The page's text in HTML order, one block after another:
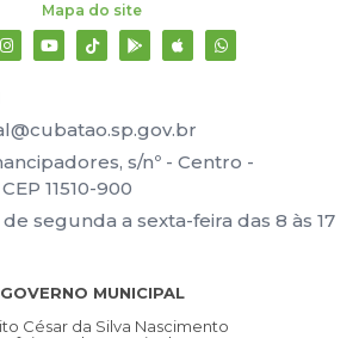
Mapa do site
s/nº - Centro -
11510-900
segunda a sexta-feira das 8 às 17
GOVERNO MUNICIPAL
César da Silva Nascimento